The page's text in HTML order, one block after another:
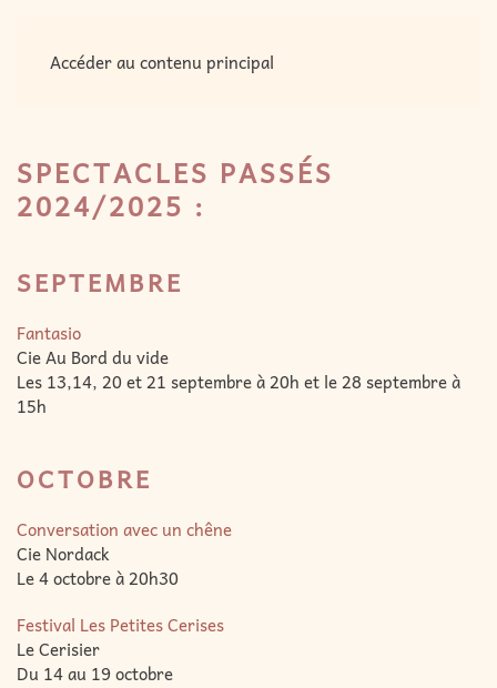
Accéder au contenu principal
MENU
SPECTACLES PASSÉS
2024/2025 :
SEPTEMBRE
Fantasio
Cie Au Bord du vide
Les 13,14, 20 et 21 septembre à 20h et le 28 septembre à
15h
OCTOBRE
Conversation avec un chêne
Cie Nordack
Le 4 octobre à 20h30
Festival Les Petites Cerises
Le Cerisier
Du 14 au 19 octobre